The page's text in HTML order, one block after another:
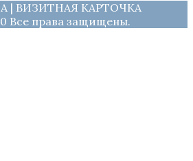
| ВИЗИТНАЯ КАРТОЧКА
Все права защищены.